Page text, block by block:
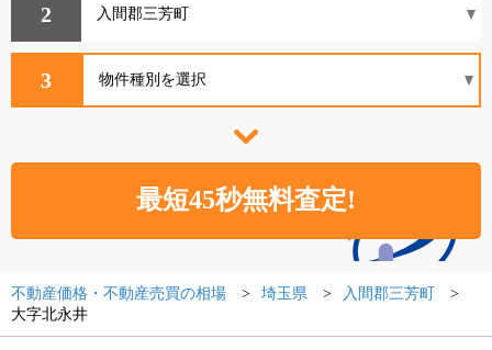
2
3
不動産価格・不動産売買の相場 埼玉県
入間郡三芳町
大字北永井